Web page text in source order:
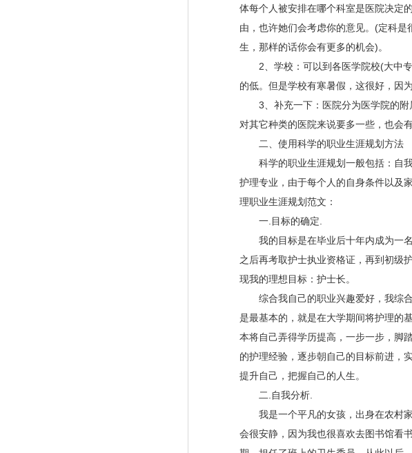
体每个人被安排在哪个科室是医院决定
由，也许她们会考虑你的意见。(定科
生，那样的话你会有更多的机会)。
2、学校：可以到各医学院校(大中专
的低。但是学校有寒暑假，这很好，因
3、补充一下：医院分为医学院的附
对其它种类的医院来说要多一些，也会
二、使用科学的职业生涯规划方法
科学的职业生涯规划一般包括：自我
护理专业，由于每个人的自身条件以及
理职业生涯规划范文：
一.目标的确定.
我的目标是在毕业后十年内成为一名
之后再考取护士执业资格证，再到初
现我的理想目标：护士长。
综合我自己的职业兴趣爱好，我综合
是最基本的，就是在大学期间将护理的
本将自己弄得学历提高，一步一步，脚
的护理经验，逐步朝自己的目标前进，
提升自己，把握自己的人生。
二.自我分析.
我是一个平凡的女孩，出身在农村家
会很安静，因为我也很喜欢去图书馆看